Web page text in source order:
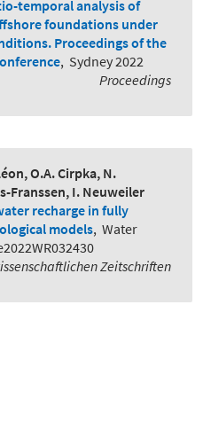
temporal analysis of
foundations under
Proceedings of the
, Sydney 2022
Proceedings
O.A. Cirpka, N.
Franssen, I. Neuweiler
recharge in fully
models, Water
Zeitschriften